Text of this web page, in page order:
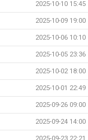
2025-10-10 15:45
2025-10-09 19:00
2025-10-06 10:10
2025-10-05 23:36
2025-10-02 18:00
2025-10-01 22:49
2025-09-26 09:00
2025-09-24 14:00
2025-09-23 22:21